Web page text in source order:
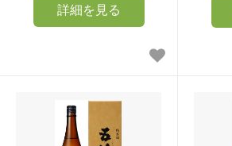
詳細を見る